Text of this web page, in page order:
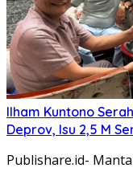
Ilham Kuntono
Deprov, Isu 2,5 M
Publishare.id-